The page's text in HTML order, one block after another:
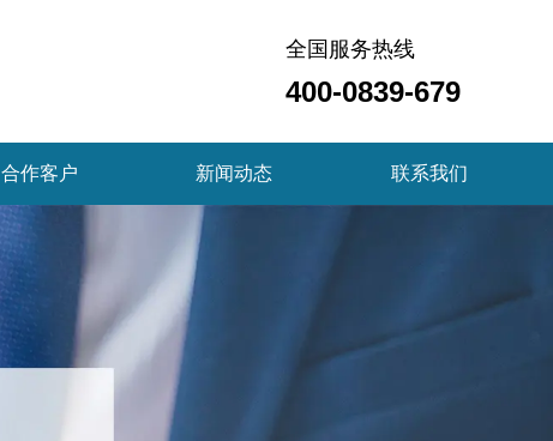
全国服务热线
400-0839-679
合作客户 新闻动态 联系我们